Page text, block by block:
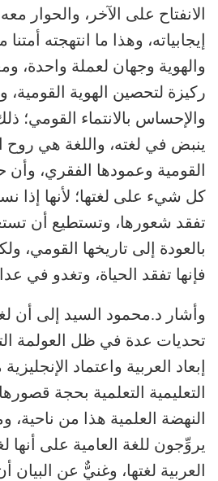
الانفتاح على الآخر، والحوار
إيجابياته، وهذا ما انتهجته
والهوية وجهان لعملة واحدة،
ركيزة لتحصين الهوية القومية،
والإحساس بالانتماء القومي؛
ينبض في لغته، واللغة هي روح
القومية وعمودها الفقري، وأن
كل شيء على لغتها؛ لأنها إذا
تفقد شعورها، وتستطيع أن
بالعودة إلى تاريخها القومي،
فإنها تفقد الحياة، وتغدو في
وأشار د.محمود السيد إلى أن
تحديات عدة في ظل العولمة
إبعاد العربية واعتماد
التعليمية التعلمية بحجة
النهضة العلمية هذا من ناحية،
يروِّجون للغة العامية على أنها
العربية لغتها، وغنيٌّ عن